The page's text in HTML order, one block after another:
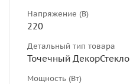
Напряжение (В)
220
Детальный тип товара
Точечный ДекорСтекло
Мощность (Вт)